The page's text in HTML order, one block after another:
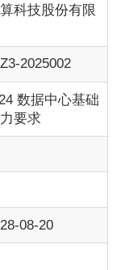
科技股份有限
2025002
数据中心基础
要求
08-20